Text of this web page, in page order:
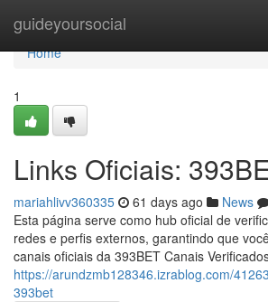
guideyoursocial
Home
Home
1
Links Oficiais:
mariahlivv360335 61 days ago News
Esta página serve como hub oficial de
redes e perfis externos, garantindo que
canais oficiais da 393BET Canais
https://arundzmb128346.izrablog.com/
393bet